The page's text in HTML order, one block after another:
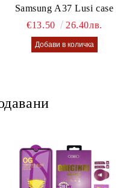
Samsung A37 Lusi case
€13.50
26.40лв.